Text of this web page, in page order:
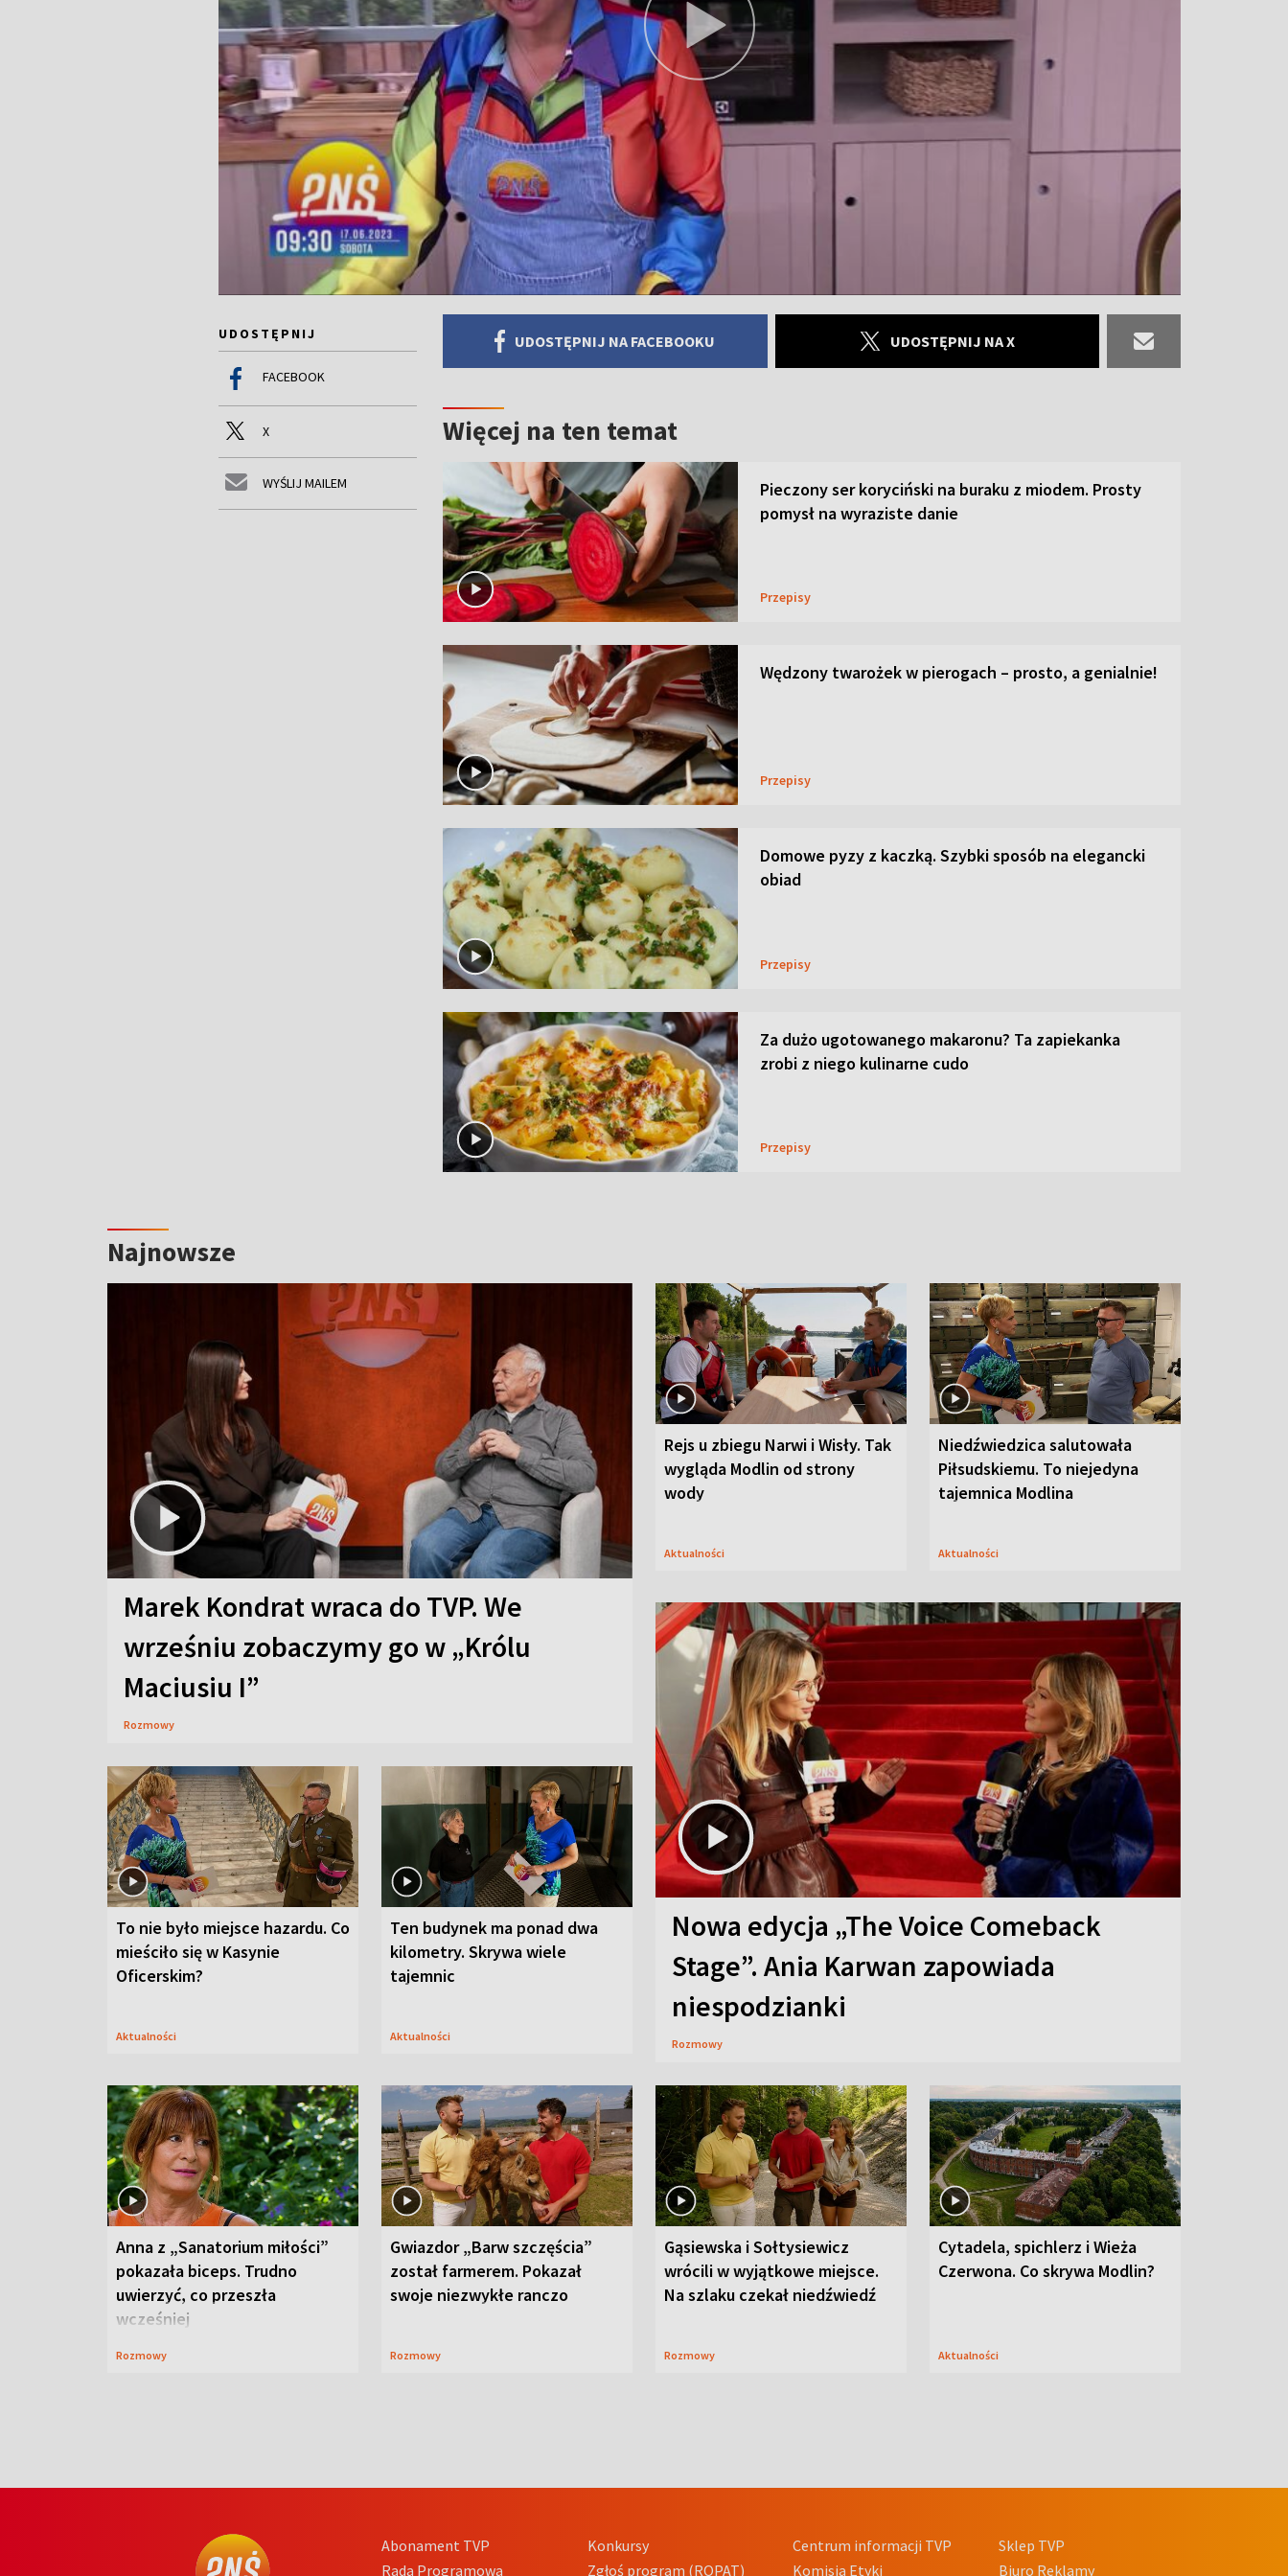
UDOSTĘPNIJ
FACEBOOK
X
WYŚLIJ MAILEM
UDOSTĘPNIJ NA FACEBOOKU UDOSTĘPNIJ NA X
Więcej na ten temat
Pieczony ser koryciński na buraku z miodem. Prosty
pomysł na wyraziste danie
Przepisy
Wędzony twarożek w pierogach – prosto, a genialnie!
Przepisy
Domowe pyzy z kaczką. Szybki sposób na elegancki
obiad
Przepisy
Za dużo ugotowanego makaronu? Ta zapiekanka
zrobi z niego kulinarne cudo
Przepisy
Najnowsze
Marek Kondrat wraca do TVP. We
wrześniu zobaczymy go w „Królu
Maciusiu I”
Rozmowy
Rejs u zbiegu Narwi i Wisły. Tak
wygląda Modlin od strony
wody
Aktualności
Niedźwiedzica salutowała
Piłsudskiemu. To niejedyna
tajemnica Modlina
Aktualności
To nie było miejsce hazardu. Co
mieściło się w Kasynie
Oficerskim?
Aktualności
Ten budynek ma ponad dwa
kilometry. Skrywa wiele
tajemnic
Aktualności
Nowa edycja „The Voice Comeback
Stage”. Ania Karwan zapowiada
niespodzianki
Rozmowy
Anna z „Sanatorium miłości”
pokazała biceps. Trudno
uwierzyć, co przeszła
wcześniej
Rozmowy
Gwiazdor „Barw szczęścia”
został farmerem. Pokazał
swoje niezwykłe ranczo
Rozmowy
Gąsiewska i Sołtysiewicz
wrócili w wyjątkowe miejsce.
Na szlaku czekał niedźwiedź
Rozmowy
Cytadela, spichlerz i Wieża
Czerwona. Co skrywa Modlin?
Aktualności
Abonament TVP
Rada Programowa
Konkursy
Zgłoś program (ROPAT)
Centrum informacji TVP
Komisja Etyki
Sklep TVP
Biuro Reklamy